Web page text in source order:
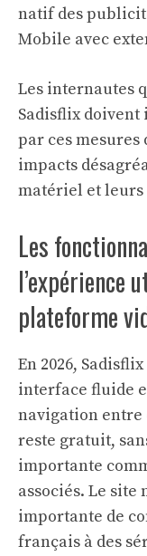
natif des
Mobile avec
Les internautes
Sadisflix
par ces
impacts
matériel et leurs
Les
l’expérience
plateforme
En 2026,
interface fluide
navigation entre
reste gratuit,
importante
associés. Le site
importante de
français à des